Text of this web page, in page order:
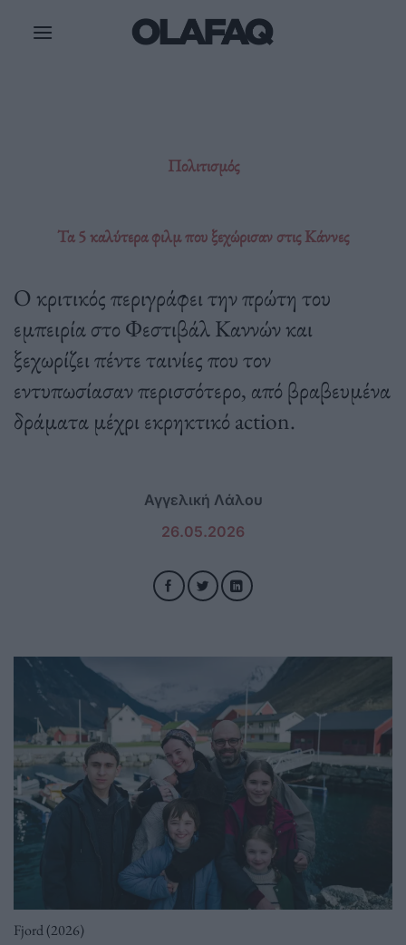
Πολιτισμός
Τα 5 καλύτερα φιλμ που ξεχώρισαν στις Κάννες
Ο κριτικός περιγράφει την πρώτη του
εμπειρία στο Φεστιβάλ Καννών και
ξεχωρίζει πέντε ταινίες που τον
εντυπωσίασαν περισσότερο, από βραβευμένα
δράματα μέχρι εκρηκτικό action.
Αγγελική Λάλου
26.05.2026
Fjord (2026)